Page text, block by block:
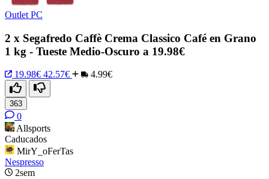
Outlet PC
2 x Segafredo Caffè Crema Classico Café en Grano
1 kg - Tueste Medio-Oscuro a 19.98€
19.98€ 42.57€ 4.99€
363
0
Allsports
Caducados
MirY_oFerTas
Nespresso
2sem